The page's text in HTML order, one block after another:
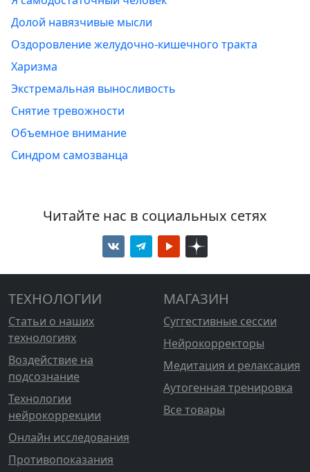
Долой навязчивые мысли
Оздоровление желудочно-кишечного тракта
Харизма
Экстремальная выносливость
Снятие тревожности
Объемное внимание
Синдром самозванца
Читайте нас в социальных сетях
ТЕХНОЛОГИИ
Статьи о наших
технологиях
Воздействие на
подсознание
Технологии
нейрокоррекции
Онлайн исследования
Противопоказания
МАГАЗИН
Суггестивные сессии
Нейрокорректоры
Медитация и релаксация
Аутогенная тренировка
Все товары